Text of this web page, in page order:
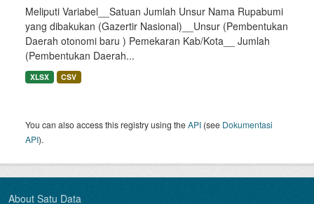
Meliputi Variabel__Satuan Jumlah Unsur Nama Rupabumi
yang dibakukan (Gazertir Nasional)__Unsur (Pembentukan
Daerah otonomi baru ) Pemekaran Kab/Kota__ Jumlah
(Pembentukan Daerah...
XLSX CSV
You can also access this registry using theAPI (see Dokumentasi
API).
About Satu Data